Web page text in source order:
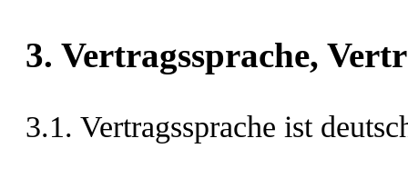
3. Vertragssprache,
3.1. Vertragssprache ist